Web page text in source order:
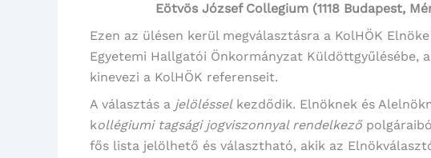
Eötvös József Collegium (1118 Budapest,
Ezen az ülésen kerül megválasztásra a KolHÖK
Egyetemi Hallgatói Önkormányzat Küldöttgyűlésébe,
kinevezi a KolHÖK referenseit.
A választás a jelölésselkezdődik. Elnöknek és
kollégiumi tagsági jogviszonnyal rendelkező
fős lista jelölhető és választható, akik az